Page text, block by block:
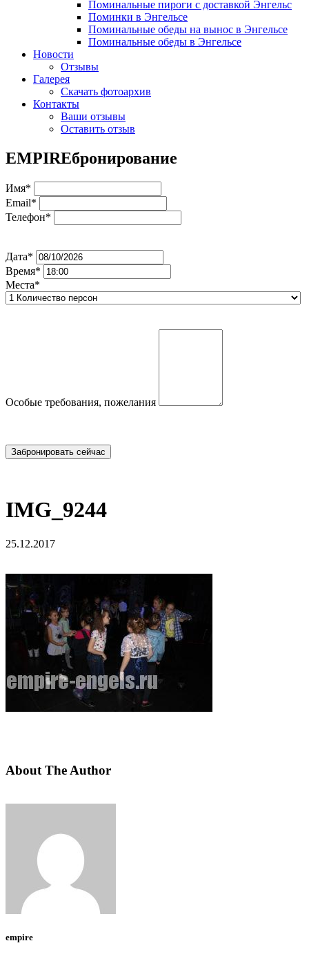
Поминальные пироги с доставкой Энгельс
Поминки в Энгельсе
Поминальные обеды на вынос в Энгельсе
Поминальные обеды в Энгельсе
Новости
Отзывы
Галерея
Скачать фотоархив
Контакты
Ваши отзывы
Оставить отзыв
EMPIREбронирование
Имя*
Email*
Телефон*
Дата*
Время*
Места*
Особые требования, пожелания
IMG_9244
25.12.2017
About The Author
empire